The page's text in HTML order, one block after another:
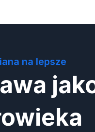
na lepsze